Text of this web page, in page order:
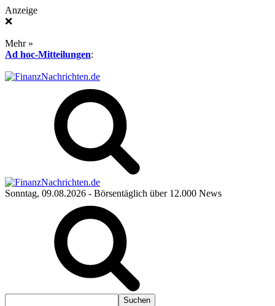
Anzeige
❌
Mehr »
Ad hoc-Mitteilungen:
Sonntag, 09.08.2026 - Börsentäglich über 12.000 News